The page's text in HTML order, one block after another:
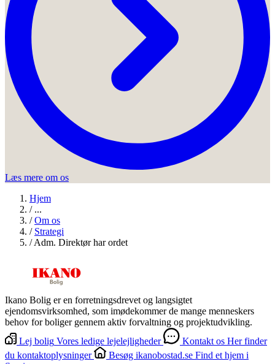
Læs mere om os
Hjem
/ ...
/ Om os
/ Strategi
/ Adm. Direktør har ordet
Ikano Bolig er en forretningsdrevet og langsigtet
ejendomsvirksomhed, som imødekommer de mange menneskers
behov for boliger gennem aktiv forvaltning og projektudvikling.
Lej bolig Vores ledige lejelejligheder Kontakt os Her finder
du kontaktoplysninger
Besøg ikanobostad.se Find et hjem i